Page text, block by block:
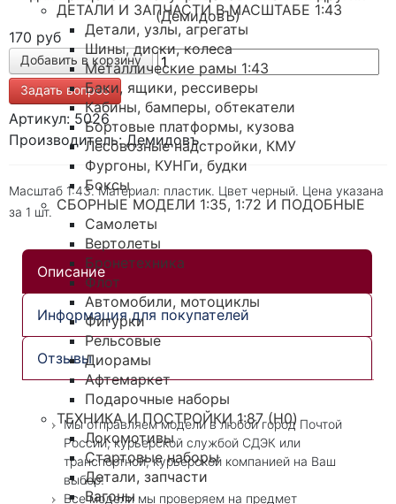
ДЕТАЛИ И ЗАПЧАСТИ В МАСШТАБЕ 1:43
Детали, узлы, агрегаты
Шины, диски, колеса
Металлические рамы 1:43
Баки, ящики, рессиверы
Кабины, бамперы, обтекатели
Бортовые платформы, кузова
Лесовозные надстройки, КМУ
Фургоны, КУНГи, будки
Боксы
СБОРНЫЕ МОДЕЛИ 1:35, 1:72 И ПОДОБНЫЕ
Самолеты
Вертолеты
Бронетехника
Флот
Автомобили, мотоциклы
Фигурки
Рельсовые
Диорамы
Афтемаркет
Подарочные наборы
ТЕХНИКА И ПОСТРОЙКИ 1:87 (H0)
Локомотивы
Стартовые наборы
Детали, запчасти
Вагоны
170 руб
Задать вопрос
Артикул: 5026
Производитель: Демидовъ
Масштаб 1:43. Материал: пластик. Цвет черный. Цена указана
за 1 шт.
Описание
Информация для покупателей
Отзывы
Мы отправляем модели в любой город Почтой
России, курьерской службой СДЭК или
транспортной, курьерской компанией на Ваш
выбор!
Все модели мы проверяем на предмет